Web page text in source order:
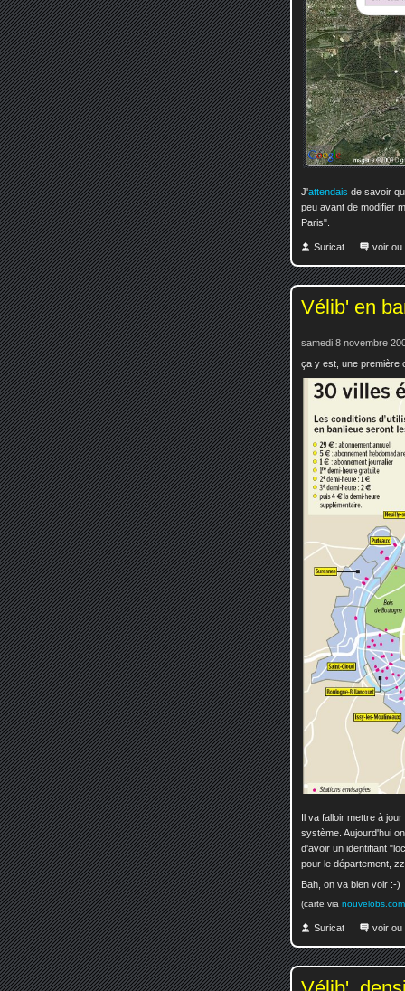
J'attendais de savoir
peu avant de modifier
Paris".
Suricat voir ou
Vélib' en
samedi 8 novembre
ça y est, une première
Il va falloir mettre à
système. Aujourd'hui
d'avoir un identifiant
pour le département,
Bah, on va bien voir :-)
(carte via nouvelobs.com
Suricat voir ou